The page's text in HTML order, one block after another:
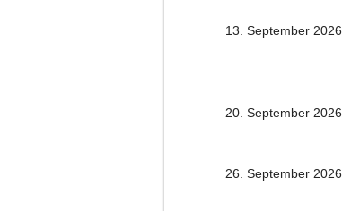
13. September 2026
20. September 2026
26. September 2026